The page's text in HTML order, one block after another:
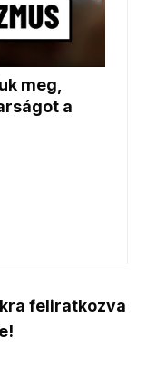
feliratkozva